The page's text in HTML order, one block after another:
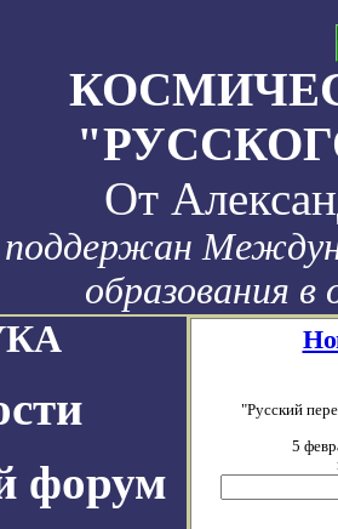
От
образования
форум
"Русский
5